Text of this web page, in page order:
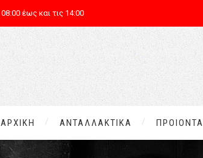
08:00 έως και τις 14:00
ΑΡΧΙΚΗ ΑΝΤΑΛΛΑΚΤΙΚΑ ΠΡΟΙΟΝΤΑ